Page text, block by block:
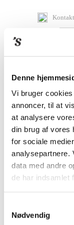
Denne
Vi bruger
annoncer, til at
at analysere
din brug af vores
for sociale
analysepartnere.
data med andre
de har indsamlet
Nødvendig
Kontakt